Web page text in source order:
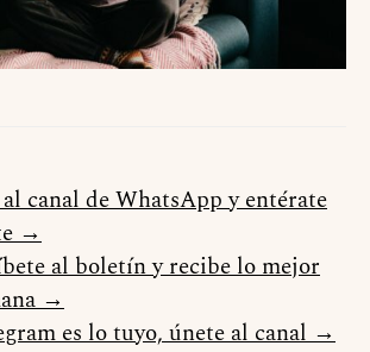
canal de WhatsApp y entérate
→
al boletín y recibe lo mejor
→
es lo tuyo, únete al canal →